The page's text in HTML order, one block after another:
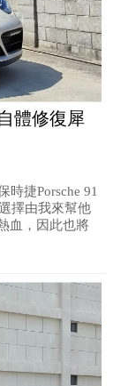
體修復犀
時捷Porsche 91
擇由我來幫他
血，因此也將